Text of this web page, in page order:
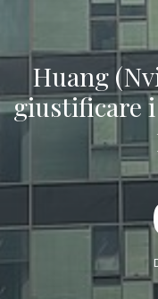
Huang
giustificare